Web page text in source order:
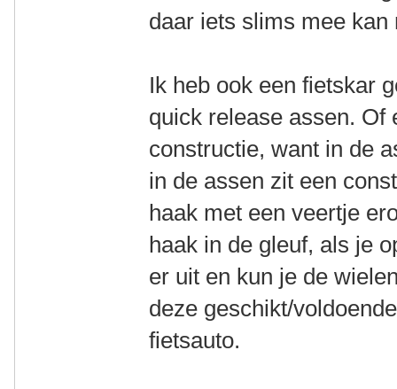
daar iets slims mee kan
Ik heb ook een fietskar
quick release assen. Of
constructie, want in de
in de assen zit een
haak met een veertje
haak in de gleuf, als je
er uit en kun je de
deze geschikt/
fietsauto.